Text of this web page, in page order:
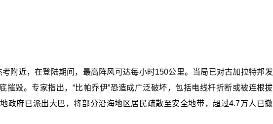
附近，在登陆期间，最高阵风可达每小时150公里。当局已对古加拉特邦发
摧毁。专家指出，“比帕乔伊”恐造成广泛破坏，包括电线杆折断或被连根拔
政府已派出大巴，将部分沿海地区居民疏散至安全地带，超过4.7万人已撤